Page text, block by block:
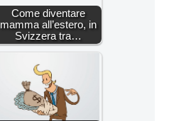
Come diventare
mamma all’estero, in
Svizzera tra…